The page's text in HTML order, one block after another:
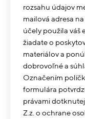
rozsahu údajov
mailová adresa
účely použila váš
žiadate o
materiálov a
dobrovoľné a
Označením
formulára
právami
Z.z. o ochrane